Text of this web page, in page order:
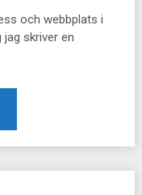
och webbplats i
skriver en